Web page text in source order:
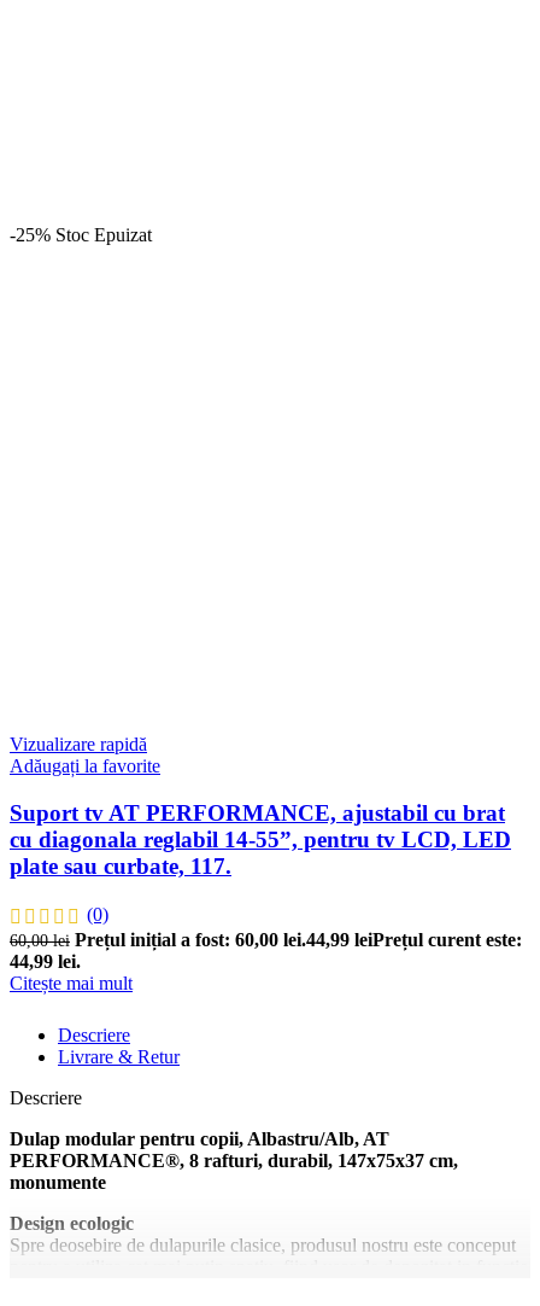
-25% Stoc Epuizat
Vizualizare rapidă
Adăugați la favorite
Suport tv AT PERFORMANCE, ajustabil cu brat
cu diagonala reglabil 14-55”, pentru tv LCD, LED
plate sau curbate, 117.
(0)
60,00lei Prețul inițial a fost: 60,00 lei.44,99 leiPrețul curent este:
44,99 lei.
Citește mai mult
Descriere
Livrare & Retur
Descriere
Dulap modular pentru copii, Albastru/Alb, AT
PERFORMANCE®, 8 rafturi, durabil, 147x75x37 cm,
monumente
Design ecologic
Spre deosebire de dulapurile clasice, produsul nostru este conceput